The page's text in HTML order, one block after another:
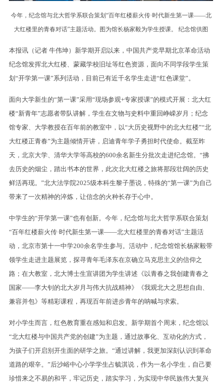
今年，纪念馆与北大哲学系联合策划“百年红楼薪火传·时代新生第一课——北
大红楼里的青春对话”主题活动。图为馆长杨家毅为学生授课。 纪念馆供图
本报讯（记者 牛伟坤）新学期开启以来，中国共产党早期北京革命活动
纪念馆发挥北大红楼、蒙藏学校旧址等红色资源，面向不同学段学生策
划“开学第一课”系列活动，目前已有近千名学生走进“红色课堂”。
面向大学新生的“第一课”采用“现场参观+专家授课”的模式开展：北大红
楼“新青年”志愿者带队讲解，学生在文物与史料中重回峥嵘岁月；纪念
馆专家、大学教授在百年前的教室中，以“大历史视野中的北大红楼”“北
大红楼正青春”为主题倾情开讲，启迪青年学子勇担时代使命。截至昨
天，北京大学、清华大学等高校的600余名新生分批次走进纪念馆。“拂
去历史的烟尘，踏出书本的世界，此次北大红楼之旅将那段壮阔的历史
鲜活再现。”北大法学院2025级本科生黎子墨说，特殊的“第一课”为自己
带来了一次精神的淬炼，让信念的火种长存于心中。
中学生的“开学第一课”也有创新。今年，纪念馆与北大哲学系联合策划
“百年红楼薪火传·时代新生第一课——北大红楼里的青春对话”主题活
动，北京市第十一中学200余名学生参与。活动中，纪念馆馆长杨家毅带
领学生走进主题展览，探寻青年毛泽东在京确立马克思主义的信仰之
路；在大教室，北大博士生宣讲团为学生讲述《以青春之我创建青春之
国家——李大钊的北大岁月与伟大抗战精神》《我观北大之思想自由、
兼容并包》等精彩课程，再现百年前进步青年的呐喊与求索。
对小学生而言，红色教育重在感知和启发。新学期首个周末，纪念馆以
“北大红楼与中国共产党的创建”为主题，通过故事化、互动化的方式，
为孩子们开启别开生面的研学之旅。“通过讲解，我更加深刻认识到革命
道路的艰辛。”后沙峪中心小学学生占毓淇说，作为一名小学生，自己要
珍惜来之不易的和平，牢记历史，踏实学习，为实现中华民族伟大复兴